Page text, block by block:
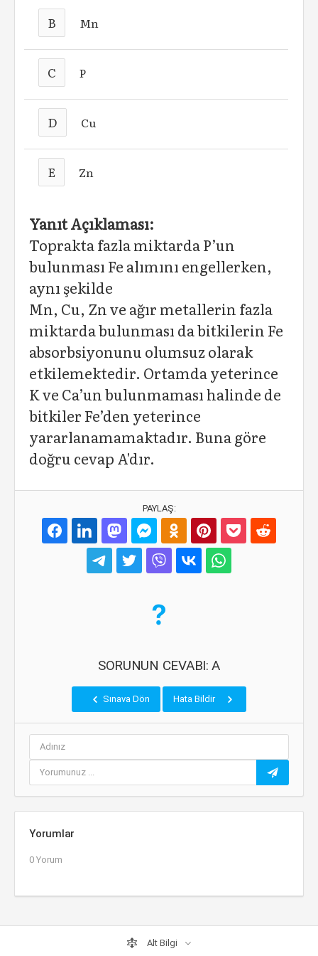
B Mn
C P
D Cu
E Zn
Yanıt Açıklaması:
Toprakta fazla miktarda P’un
bulunması Fe alımını engellerken,
aynı şekilde
Mn, Cu, Zn ve ağır metallerin fazla
miktarda bulunması da bitkilerin Fe
absorbsiyonunu olumsuz olarak
etkilemektedir. Ortamda yeterince
K ve Ca’un bulunmaması halinde de
bitkiler Fe’den yeterince
yararlanamamaktadır. Buna göre
doğru cevap A'dır.
PAYLAŞ:
SORUNUN CEVABI: A
Sınava Dön Hata Bildir
Yorumlar
0 Yorum
Alt Bilgi